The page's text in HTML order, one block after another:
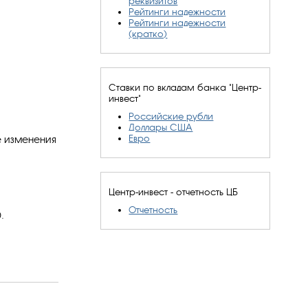
Рейтинги надежности
Рейтинги надежности
(кратко)
Ставки по вкладам банка "Центр-
инвест"
Российские рубли
Доллары США
Евро
Центр-инвест - отчетность ЦБ
Отчетность
изменения